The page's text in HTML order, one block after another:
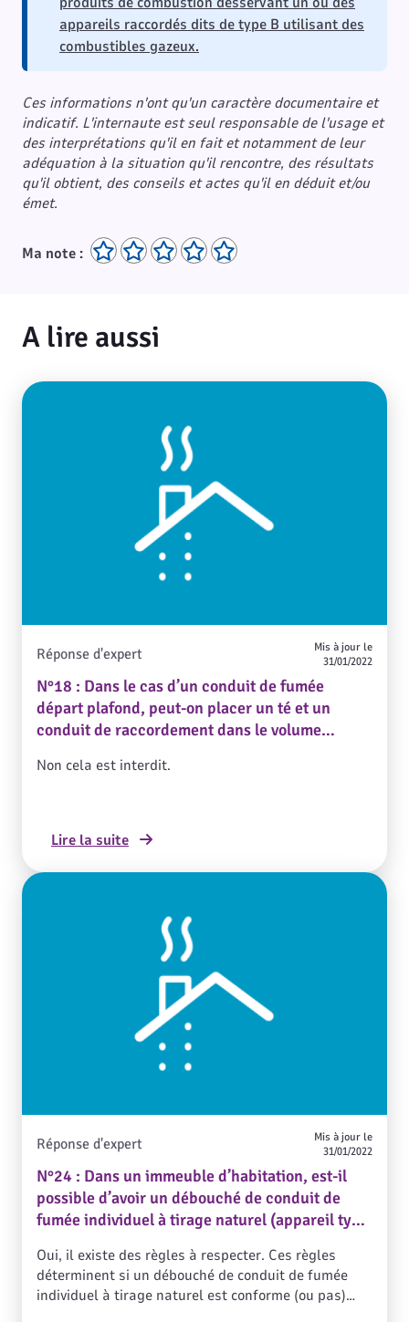
appareils raccordés dits de type B utilisant des
combustibles gazeux.
Ces informations n'ont qu'un caractère documentaire et
indicatif. L'internaute est seul responsable de l'usage et
des interprétations qu'il en fait et notamment de leur
adéquation à la situation qu'il rencontre, des résultats
qu'il obtient, des conseils et actes qu'il en déduit et/ou
émet.
Ma note :
A lire aussi
N°18 : Dans le cas d’un conduit de fumée
départ plafond, peut-on placer un té et un
conduit de raccordement dans le volume
Réponse d'expert
Mis à jour le
31/01/2022
Non cela est interdit.
Lire la suite
N°24 : Dans un immeuble d’habitation, est-il
possible d’avoir un débouché de conduit de
fumée individuel à tirage naturel (appareil type
Réponse d'expert
Mis à jour le
31/01/2022
Oui, il existe des règles à respecter. Ces règles
déterminent si un débouché de conduit de fumée
individuel à tirage naturel est conforme (ou pas)